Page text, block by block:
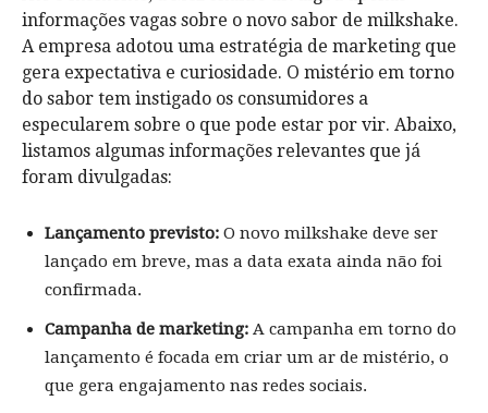
informações vagas sobre o novo sabor de milkshake.
A empresa adotou uma estratégia de marketing que
gera expectativa e curiosidade. O mistério em torno
do sabor tem instigado os consumidores a
especularem sobre o que pode estar por vir. Abaixo,
listamos algumas informações relevantes que já
foram divulgadas:
Lançamento previsto: O novo milkshake deve ser
lançado em breve, mas a data exata ainda não foi
confirmada.
Campanha de marketing: A campanha em torno do
lançamento é focada em criar um ar de mistério, o
que gera engajamento nas redes sociais.